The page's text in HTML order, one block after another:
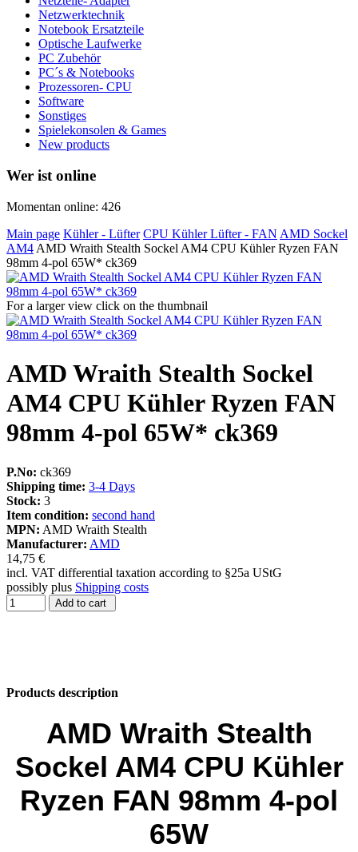
Netzwerktechnik
Notebook Ersatzteile
Optische Laufwerke
PC Zubehör
PC´s & Notebooks
Prozessoren- CPU
Software
Sonstiges
Spielekonsolen & Games
New products
Wer ist online
Momentan online: 426
Main page Kühler - Lüfter CPU Kühler Lüfter - FAN AMD Sockel
AM4 AMD Wraith Stealth Sockel AM4 CPU Kühler Ryzen FAN
98mm 4-pol 65W* ck369
For a larger view click on the thumbnail
AMD Wraith Stealth Sockel
AM4 CPU Kühler Ryzen FAN
98mm 4-pol 65W* ck369
P.No: ck369
Shipping time: 3-4 Days
Stock: 3
Item condition: second hand
MPN: AMD Wraith Stealth
Manufacturer: AMD
14,75 €
incl. VAT differential taxation according to §25a UStG
possibly plus Shipping costs
Add to cart
Products description
AMD Wraith Stealth
Sockel AM4 CPU Kühler
Ryzen FAN 98mm 4-pol
65W